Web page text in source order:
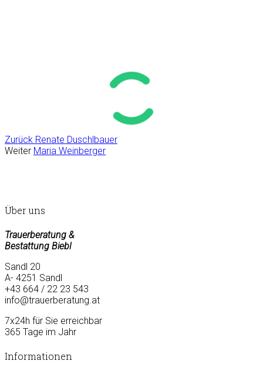
Zurück Renate Duschlbauer
Weiter Maria Weinberger
Über uns
Trauerberatung &
Bestattung Biebl
Sandl 20
A- 4251 Sandl
+43 664 / 22 23 543
info@trauerberatung.at
7x24h für Sie erreichbar
365 Tage im Jahr
Informationen